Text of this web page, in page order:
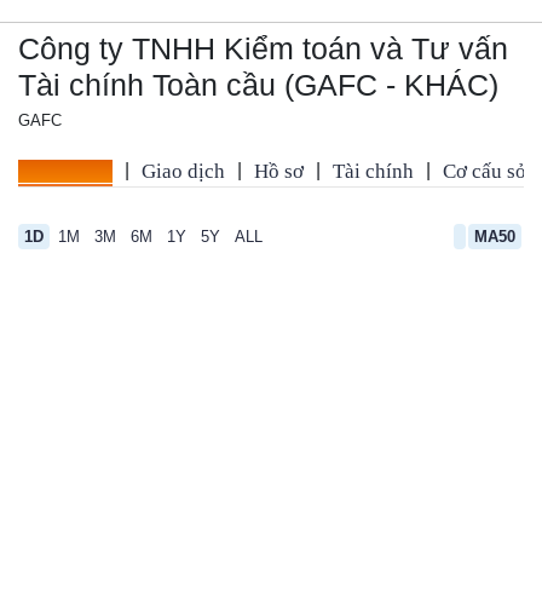
Công ty TNHH Kiểm toán và Tư vấn
Tài chính Toàn cầu (GAFC - KHÁC)
GAFC
Giao dịch Hồ sơ Tài chính Cơ cấu sở
1D 1M 3M 6M 1Y 5Y ALL MA50